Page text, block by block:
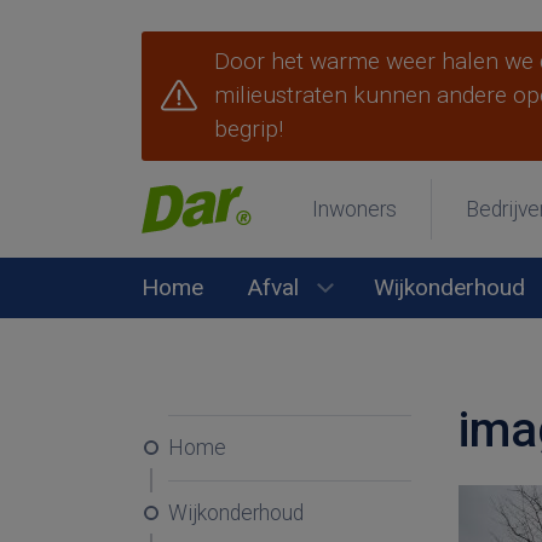
Door het warme weer halen
milieustraten kunnen andere
begrip!
Inwoners
Home Afval
Submenu Afval
Wijkonderhoud
Home
Wijkonderhoud